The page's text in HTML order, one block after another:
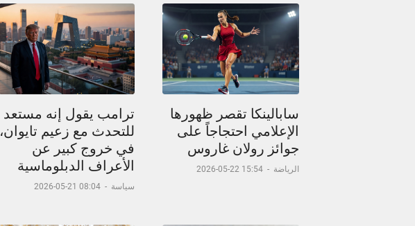
سابالينكا تقصر ظهورها
الإعلامي احتجاجاً على
جوائز رولان غاروس
الرياضة -
15:54 22-05-2026
ترامب يقول إنه مستعد
للتحدث مع زعيم تايوان،
في خروج كبير عن
الأعراف الدبلوماسية
سياسة -
08:04 21-05-2026